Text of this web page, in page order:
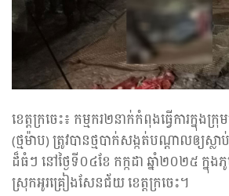
ខេត្តក្រចេះ៖ កម្មករ២នាក់កំពុងធ្វើការក្នុ
(ថ្មម៉ាប) ត្រូវបានថ្មបាក់សង្កត់បណ្ដាលឲ្យស្លា
ដ៏ធំៗ នៅថ្ងៃទី០៤ខែ កក្កដា ឆ្នាំ២០២៥ ក្នុ
ស្រុកអូរគ្រៀងសែនជ័យ ខេត្តក្រចេះ។